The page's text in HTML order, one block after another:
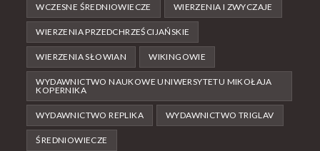
WCZESNE ŚREDNIOWIECZE WIERZENIA I ZWYCZAJE
WIERZENIA PRZEDCHRZEŚCIJAŃSKIE
WIERZENIA SŁOWIAN WIKINGOWIE
WYDAWNICTWO NAUKOWE UNIWERSYTETU MIKOŁAJA
KOPERNIKA
WYDAWNICTWO REPLIKA WYDAWNICTWO TRIGLAV
ŚREDNIOWIECZE